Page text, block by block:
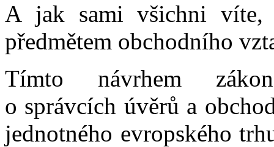
A jak sami všichni víte,
předmětem obchodního
Tímto návrhem
o správcích úvěrů a
jednotného evropského